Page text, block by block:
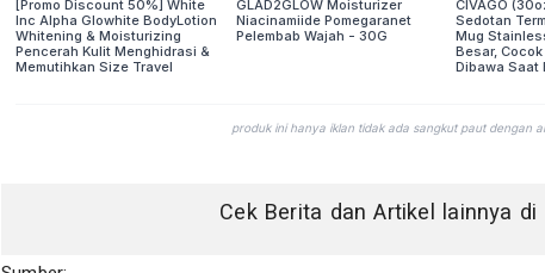
Cek Berita dan Artikel lainnya di